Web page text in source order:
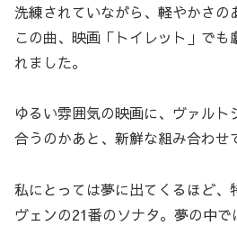
洗練されていながら、軽やかさの
この曲、映画「トイレット」でも
れました。
ゆるい雰囲気の映画に、ヴァルト
合うのかあと、新鮮な組み合わせ
私にとっては夢に出てくるほど、
ヴェンの21番のソナタ。夢の中